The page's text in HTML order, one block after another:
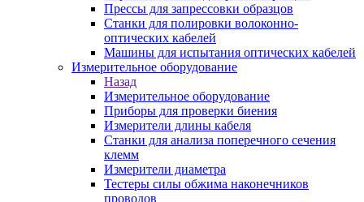
Прессы для запрессовки образцов
Станки для полировки волоконно-
оптических кабелей
Машины для испытания оптических кабелей
Измерительное оборудование
Назад
Измерительное оборудование
Приборы для проверки биения
Измерители длины кабеля
Станки для анализа поперечного сечения
клемм
Измерители диаметра
Тестеры силы обжима наконечников
проводов